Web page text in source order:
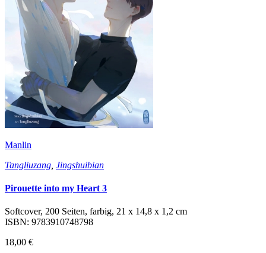
Manlin
Tangliuzang Jingshuibian
Pirouette into my Heart 3
Softcover, 200 Seiten, farbig, 21 x 14,8 x 1,2 cm
ISBN: 9783910748798
18,00 €